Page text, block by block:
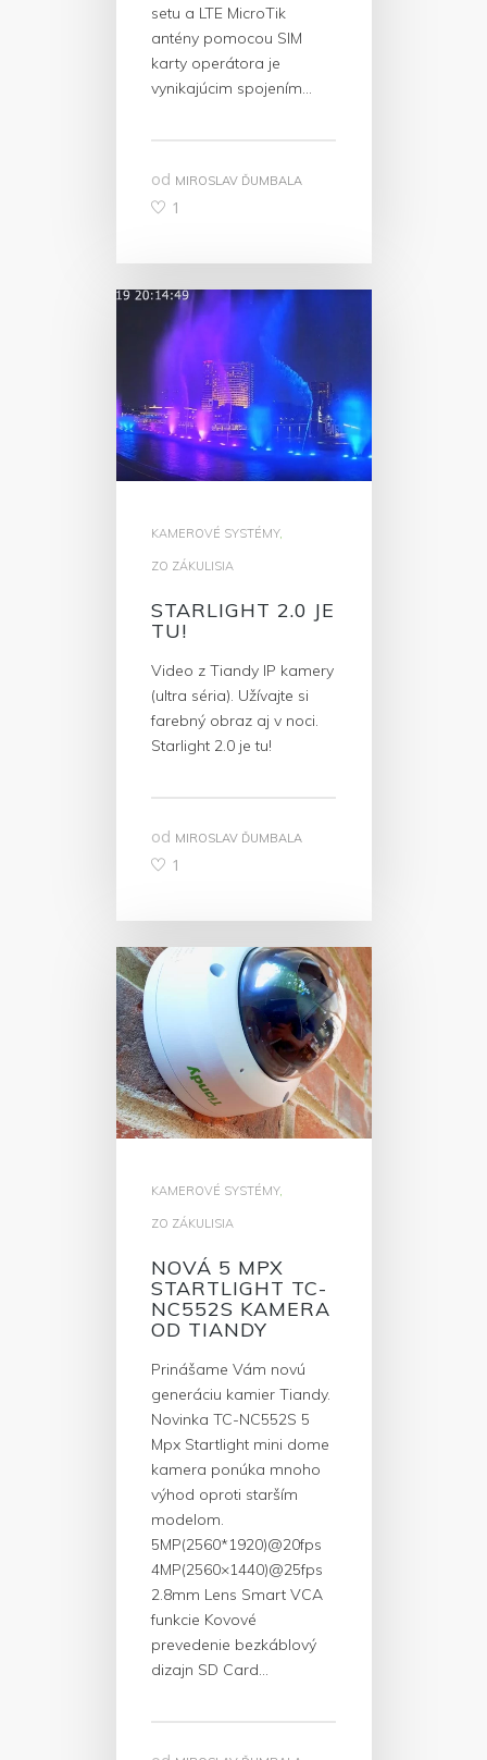
setu a LTE MicroTik
antény pomocou SIM
karty operátora je
vynikajúcim spojením…
od MIROSLAV ĎUMBALA
1
KAMEROVÉ SYSTÉMY,
ZO ZÁKULISIA
STARLIGHT 2.0 JE
TU!
Video z Tiandy IP kamery
(ultra séria). Užívajte si
farebný obraz aj v noci.
Starlight 2.0 je tu!
od MIROSLAV ĎUMBALA
1
KAMEROVÉ SYSTÉMY,
ZO ZÁKULISIA
NOVÁ 5 MPX
STARTLIGHT TC-
NC552S KAMERA
OD TIANDY
Prinášame Vám novú
generáciu kamier Tiandy.
Novinka TC-NC552S 5
Mpx Startlight mini dome
kamera ponúka mnoho
výhod oproti starším
modelom.
5MP(2560*1920)@20fps
4MP(2560×1440)@25fps
2.8mm Lens Smart VCA
funkcie Kovové
prevedenie bezkáblový
dizajn SD Card…